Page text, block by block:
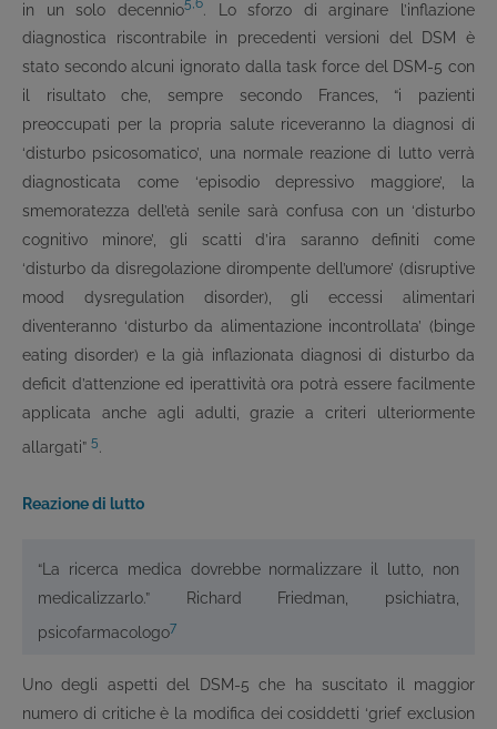
in un solo decennio5,6. Lo sforzo di arginare l’inflazione
diagnostica riscontrabile in precedenti versioni del DSM è
stato secondo alcuni ignorato dalla task force del DSM-5 con
il risultato che, sempre secondo Frances, “i pazienti
preoccupati per la propria salute riceveranno la diagnosi di
‘disturbo psicosomatico’, una normale reazione di lutto verrà
diagnosticata come ‘episodio depressivo maggiore’, la
smemoratezza dell’età senile sarà confusa con un ‘disturbo
cognitivo minore’, gli scatti d’ira saranno definiti come
‘disturbo da disregolazione dirompente dell’umore’ (disruptive
mood dysregulation disorder), gli eccessi alimentari
diventeranno ‘disturbo da alimentazione incontrollata’ (binge
eating disorder) e la già inflazionata diagnosi di disturbo da
deficit d’attenzione ed iperattività ora potrà essere facilmente
applicata anche agli adulti, grazie a criteri ulteriormente
allargati” 5.
Reazione di lutto
“La ricerca medica dovrebbe normalizzare il lutto, non
medicalizzarlo.” Richard Friedman, psichiatra,
psicofarmacologo7
Uno degli aspetti del DSM-5 che ha suscitato il maggior
numero di critiche è la modifica dei cosiddetti ‘grief exclusion